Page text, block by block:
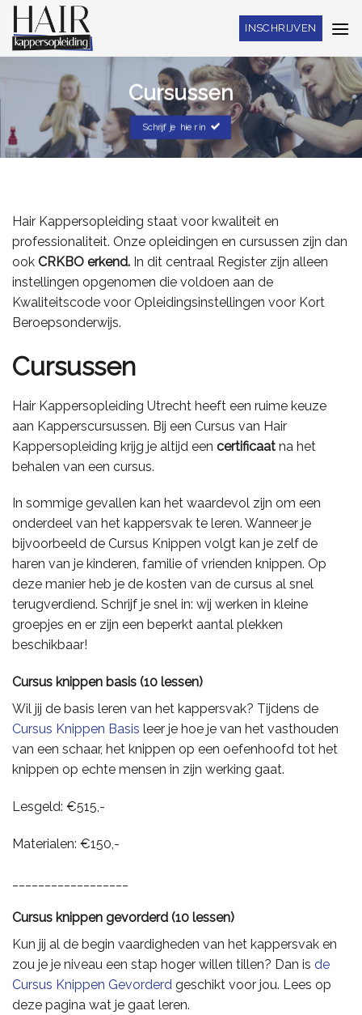
Skip
content
INSCHRIJVEN
Cursussen
Schrijf je hier in
Hair Kappersopleiding staat voor kwaliteit en
professionaliteit. Onze opleidingen en cursussen zijn dan
ook CRKBO erkend. In dit centraal Register zijn alleen
instellingen opgenomen die voldoen aan de
Kwaliteitscode voor Opleidingsinstellingen voor Kort
Beroepsonderwijs.
Cursussen
Hair Kappersopleiding Utrecht heeft een ruime keuze
aan Kapperscursussen. Bij een Cursus van Hair
Kappersopleiding krijg je altijd een certificaat na het
behalen van een cursus.
In sommige gevallen kan het waardevol zijn om een
onderdeel van het kappersvak te leren. Wanneer je
bijvoorbeeld de Cursus Knippen volgt kan je zelf de
haren van je kinderen, familie of vrienden knippen. Op
deze manier heb je de kosten van de cursus al snel
terugverdiend. Schrijf je snel in: wij werken in kleine
groepjes en er zijn een beperkt aantal plekken
beschikbaar!
Cursus knippen basis (10 lessen)
Wil jij de basis leren van het kappersvak? Tijdens de
Cursus Knippen Basis leer je hoe je van het vasthouden
van een schaar, het knippen op een oefenhoofd tot het
knippen op echte mensen in zijn werking gaat.
Lesgeld: €515,-
Materialen: €150,-
Cursus knippen gevorderd (10 lessen)
Kun jij al de begin vaardigheden van het kappersvak en
zou je je niveau een stap hoger willen tillen? Dan is de
Cursus Knippen Gevorderd geschikt voor jou. Lees op
deze pagina wat je gaat leren.